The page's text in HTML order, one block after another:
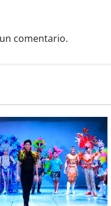
comentario.